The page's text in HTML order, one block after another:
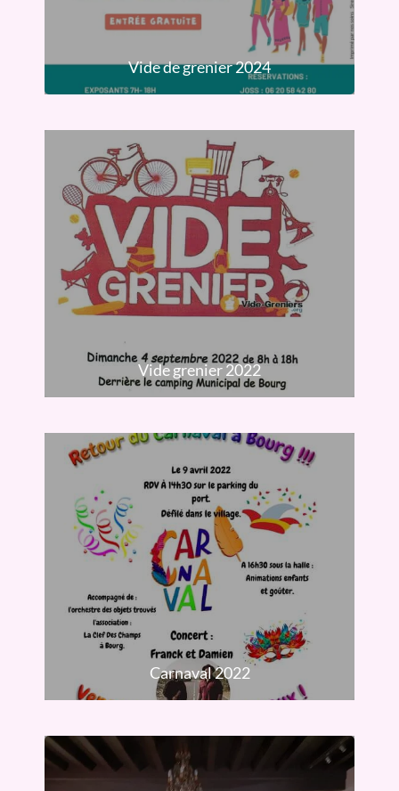
Vide de grenier 2024
Vide grenier 2022
Carnaval 2022